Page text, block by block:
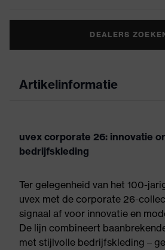
DEALERS
Artikelinformatie
uvex corporate 26: innovatie
bedrijfskleding
Ter gelegenheid van het 100-
uvex met de corporate 26-
signaal af voor innovatie en
De lijn combineert
met stijlvolle bedrijfskleding –